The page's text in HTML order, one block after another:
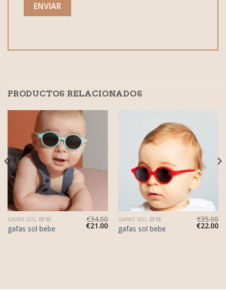
PRODUCTOS RELACIONADOS
GAFAS SOL BEBE
gafas sol bebe
€34.00
€21.00
GAFAS SOL BEBE
gafas sol bebe
€35.00
€22.00